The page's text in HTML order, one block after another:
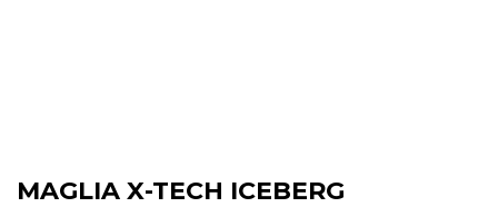
MAGLIA X-TECH ICEBERG